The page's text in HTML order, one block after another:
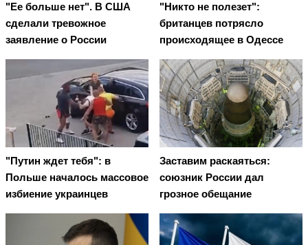
"Ее больше нет". В США
сделали тревожное
заявление о России
"Никто не полезет":
британцев потрясло
происходящее в Одессе
"Путин ждет тебя": в
Польше началось массовое
избиение украинцев
Заставим раскаяться:
союзник России дал
грозное обещание